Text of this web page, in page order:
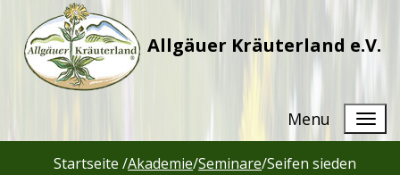
Allgäuer Kräuterland e.V.
Menu
Startseite /Akademie/Seminare/Seifen sieden